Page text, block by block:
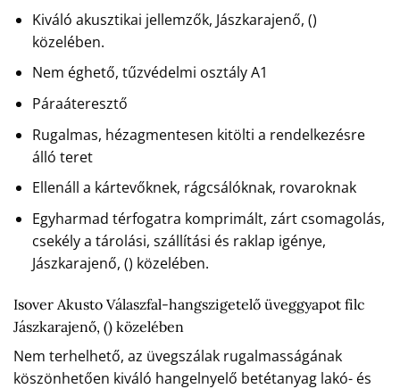
Kiváló akusztikai jellemzők, Jászkarajenő, ()
közelében.
Nem éghető, tűzvédelmi osztály A1
Páraáteresztő
Rugalmas, hézagmentesen kitölti a rendelkezésre
álló teret
Ellenáll a kártevőknek, rágcsálóknak, rovaroknak
Egyharmad térfogatra komprimált, zárt csomagolás,
csekély a tárolási, szállítási és raklap igénye,
Jászkarajenő, () közelében.
Isover Akusto Válaszfal-hangszigetelő üveggyapot filc
Jászkarajenő, () közelében
Nem terhelhető, az üvegszálak rugalmasságának
köszönhetően kiváló hangelnyelő betétanyag lakó- és